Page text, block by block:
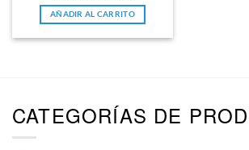
AÑADIR AL CARRITO
CATEGORÍAS DE